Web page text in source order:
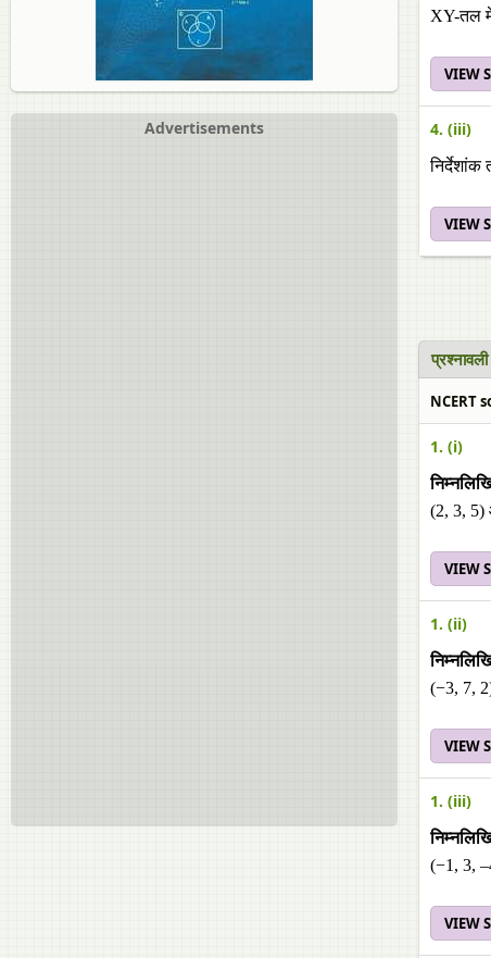
Advertisements
XY-तल
VIEW
4. (iii)
VIEW
NCERT
1. (i)
(2, 3, 5)
VIEW
1. (ii)
(−3, 7,
VIEW
1. (iii)
(−1, 3,
VIEW